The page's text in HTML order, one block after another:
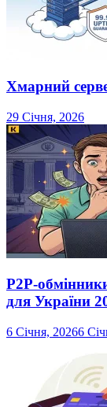
Хмарний
29 Січня, 2026
P2P-
для України
6 Січня, 20266